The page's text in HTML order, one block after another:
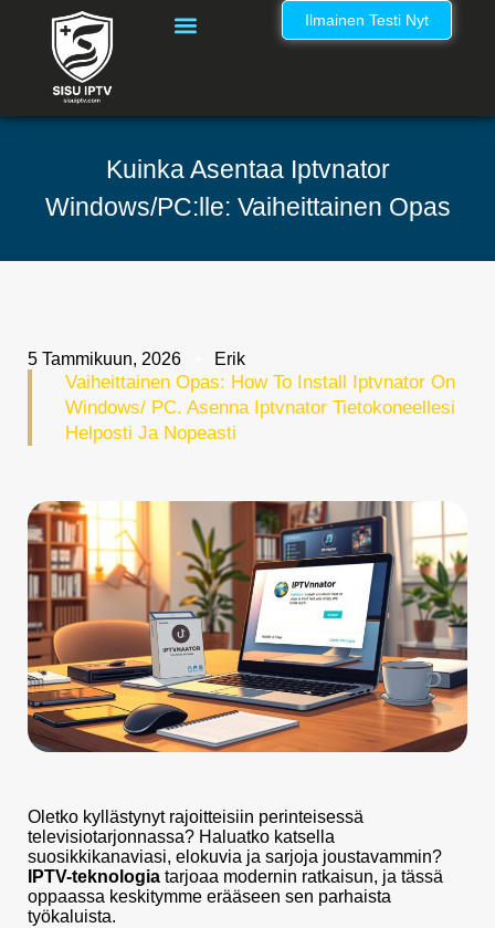
Ilmainen Testi Nyt
Kuinka Asentaa Iptvnator
Windows/PC:lle: Vaiheittainen Opas
5 Tammikuun, 2026 Erik
Vaiheittainen Opas: How To Install Iptvnator On
Windows/ PC. Asenna Iptvnator Tietokoneellesi
Helposti Ja Nopeasti
Oletko kyllästynyt rajoitteisiin perinteisessä
televisiotarjonnassa? Haluatko katsella
suosikkikanaviasi, elokuvia ja sarjoja joustavammin?
IPTV-teknologia tarjoaa modernin ratkaisun, ja tässä
oppaassa keskitymme erääseen sen parhaista
työkaluista.